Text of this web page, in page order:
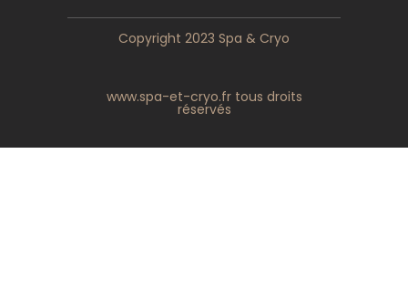
Copyright 2023 Spa & Cryo
www.spa-et-cryo.fr tous droits
réservés